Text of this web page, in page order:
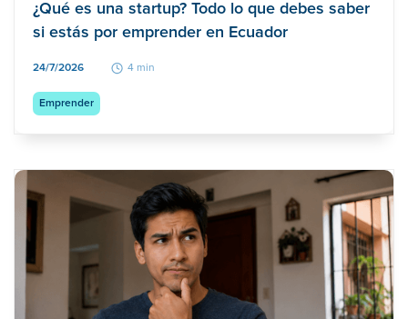
¿Qué es una startup? Todo lo que debes saber
si estás por emprender en Ecuador
24/7/2026 4 min
Emprender